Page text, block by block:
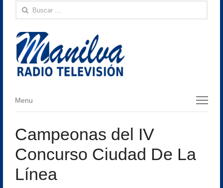
Buscar:
Menu
Menu
Campeonas del IV
Concurso Ciudad De La
Línea